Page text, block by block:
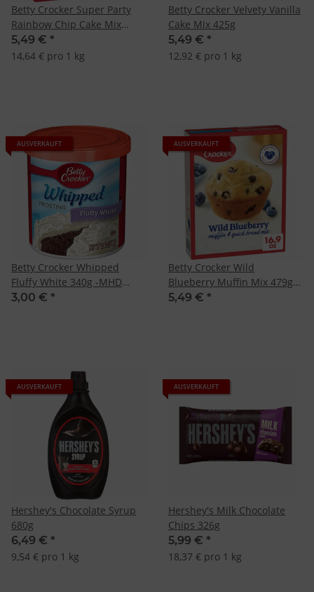
Betty Crocker Super Party
Rainbow Chip Cake Mix
375g
5,49 € *
14,64 € pro 1 kg
Betty Crocker Velvety Vanilla
Cake Mix 425g
5,49 € *
12,92 € pro 1 kg
AUSVERKAUFT
Betty Crocker Whipped
Fluffy White 340g -MHD
12.10.22-
3,00 € *
AUSVERKAUFT
Betty Crocker Wild
Blueberry Muffin Mix 479g -
MHD: 09.08.2024-
5,49 € *
AUSVERKAUFT
Hershey's Chocolate Syrup
680g
6,49 € *
9,54 € pro 1 kg
AUSVERKAUFT
Hershey's Milk Chocolate
Chips 326g
5,99 € *
18,37 € pro 1 kg